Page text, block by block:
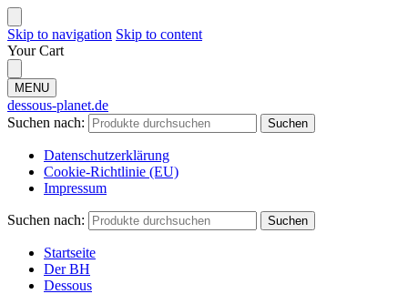
Skip to navigation Skip to content
Your Cart
MENU
dessous-planet.de
Suchen nach:
Suchen
Datenschutzerklärung
Cookie-Richtlinie (EU)
Impressum
Suchen nach: Suchen
Startseite
Der BH
Dessous